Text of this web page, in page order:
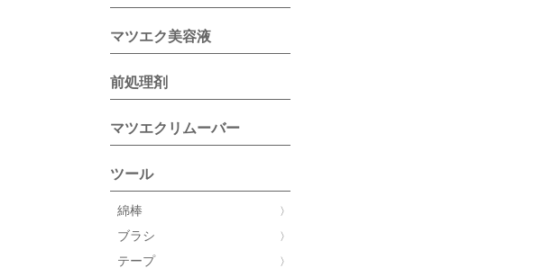
マツエク美容液
前処理剤
マツエクリムーバー
ツール
綿棒
ブラシ
テープ